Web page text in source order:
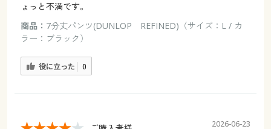
ょっと不満です。
商品： 7分丈パンツ(DUNLOP REFINED)（サイズ：L / カ
ラー：ブラック）
役に立った 0
2026-06-23